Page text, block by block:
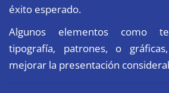
éxito esperado.
Algunos elementos como
tipografía, patrones, o
mejorar la presentación